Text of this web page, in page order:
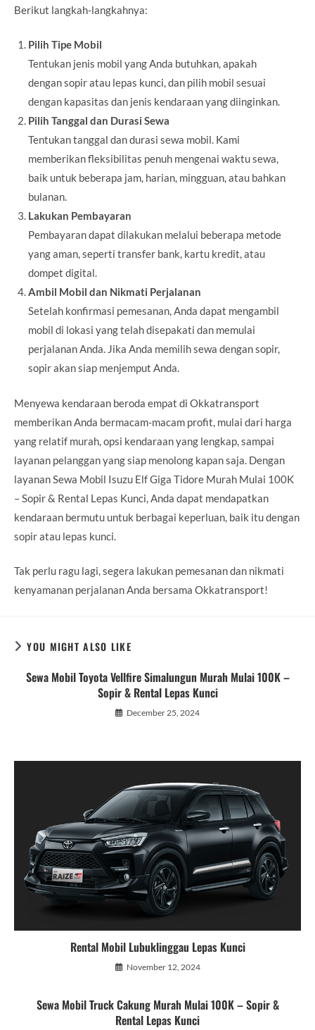
Berikut langkah-langkahnya:
Pilih Tipe Mobil
Tentukan jenis mobil yang Anda butuhkan, apakah
dengan sopir atau lepas kunci, dan pilih mobil sesuai
dengan kapasitas dan jenis kendaraan yang diinginkan.
Pilih Tanggal dan Durasi Sewa
Tentukan tanggal dan durasi sewa mobil. Kami
memberikan fleksibilitas penuh mengenai waktu sewa,
baik untuk beberapa jam, harian, mingguan, atau bahkan
bulanan.
Lakukan Pembayaran
Pembayaran dapat dilakukan melalui beberapa metode
yang aman, seperti transfer bank, kartu kredit, atau
dompet digital.
Ambil Mobil dan Nikmati Perjalanan
Setelah konfirmasi pemesanan, Anda dapat mengambil
mobil di lokasi yang telah disepakati dan memulai
perjalanan Anda. Jika Anda memilih sewa dengan sopir,
sopir akan siap menjemput Anda.
Menyewa kendaraan beroda empat di Okkatransport
memberikan Anda bermacam-macam profit, mulai dari harga
yang relatif murah, opsi kendaraan yang lengkap, sampai
layanan pelanggan yang siap menolong kapan saja. Dengan
layanan Sewa Mobil Isuzu Elf Giga Tidore Murah Mulai 100K
– Sopir & Rental Lepas Kunci, Anda dapat mendapatkan
kendaraan bermutu untuk berbagai keperluan, baik itu dengan
sopir atau lepas kunci.
Tak perlu ragu lagi, segera lakukan pemesanan dan nikmati
kenyamanan perjalanan Anda bersama Okkatransport!
YOU MIGHT ALSO LIKE
Sewa Mobil Toyota Vellfire Simalungun Murah Mulai 100K –
Sopir & Rental Lepas Kunci
December 25, 2024
Rental Mobil Lubuklinggau Lepas Kunci
November 12, 2024
Sewa Mobil Truck Cakung Murah Mulai 100K – Sopir &
Rental Lepas Kunci